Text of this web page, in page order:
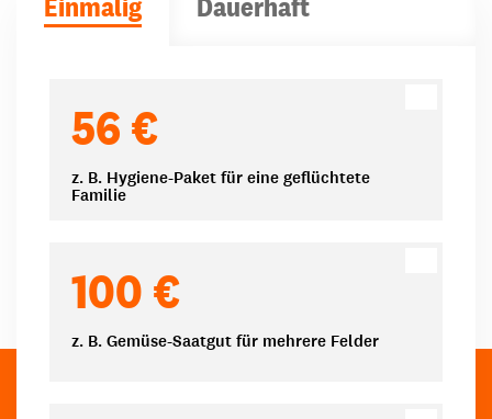
56 €
z. B. Hygiene-Paket für eine geflüchtete
Familie
100 €
z. B. Gemüse-Saatgut für mehrere Felder